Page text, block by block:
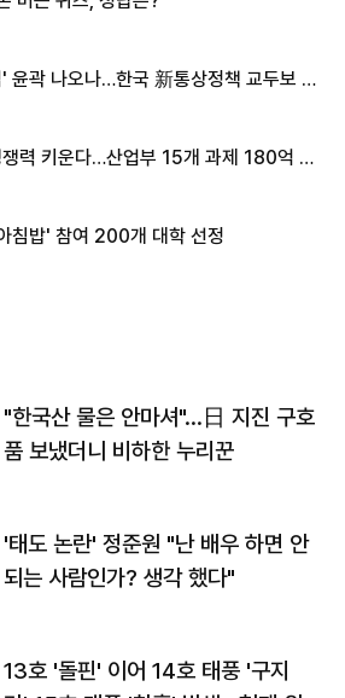
윤곽 나오나…한국 新통상정책 교두보 활
력 키운다…산업부 15개 과제 180억 지
침밥' 참여 200개 대학 선정
"한국산 물은 안마셔"…日 지진 구호
품 보냈더니 비하한 누리꾼
'태도 논란' 정준원 "난 배우 하면 안
되는 사람인가? 생각 했다"
13호 '돌핀' 이어 14호 태풍 '구지